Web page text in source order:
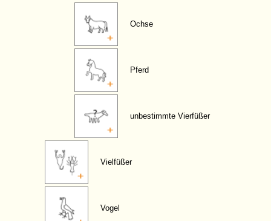
Ochse
Pferd
unbestimmte Vierfüßer
Vielfüßer
Vogel